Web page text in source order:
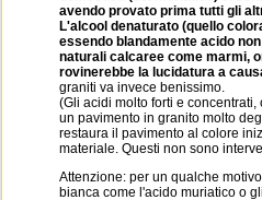
avendo provato prima tutti gli
L'alcool denaturato (quello
essendo blandamente acido
naturali calcaree come marmi,
rovinerebbe la lucidatura a
graniti va invece benissimo.
(Gli acidi molto forti e
un pavimento in granito molto
restaura il pavimento al colore
materiale. Questi non sono
Attenzione: per un qualche
bianca come l'acido muriatico o